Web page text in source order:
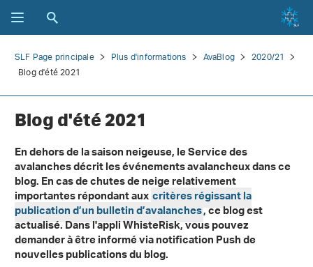
SLF Page principale Plus d'informations AvaBlog
2020/21
Blog d'été 2021
Blog d'été 2021
En dehors de la saison neigeuse, le Service des
avalanches décrit les événements avalancheux dans ce
blog. En cas de chutes de neige relativement
importantes répondant auxcritères régissant la
publication d’un bulletin d’avalanches, ce blog est
actualisé. Dans l'appli WhisteRisk, vous pouvez
demander à être informé via notification Push de
nouvelles publications du blog.